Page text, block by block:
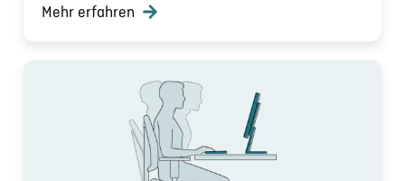
Mehr erfahren